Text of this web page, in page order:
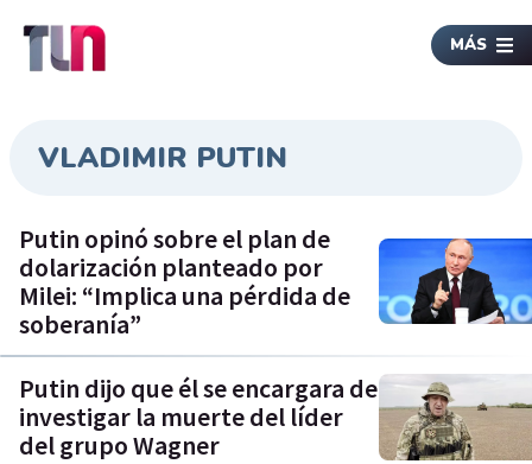
MÁS
VLADIMIR PUTIN
Putin opinó sobre el plan de
dolarización planteado por
Milei: “Implica una pérdida de
soberanía”
Putin dijo que él se encargara de
investigar la muerte del líder
del grupo Wagner